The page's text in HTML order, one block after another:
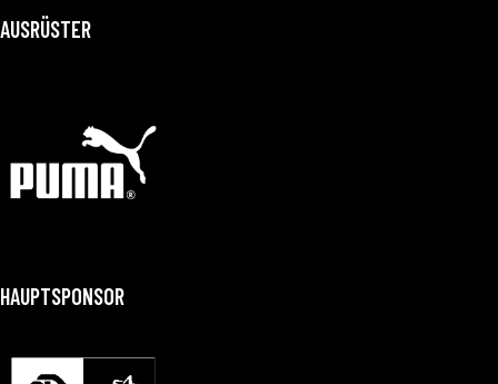
AUSRÜSTER
HAUPTSPONSOR